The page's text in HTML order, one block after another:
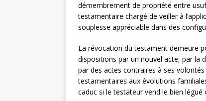
démembrement de propriété entre
testamentaire chargé de veiller à
souplesse appréciable dans des
La révocation du testament demeure
dispositions par un nouvel acte, par la
par des actes contraires à ses
testamentaires aux évolutions
caduc si le testateur vend le bien légué